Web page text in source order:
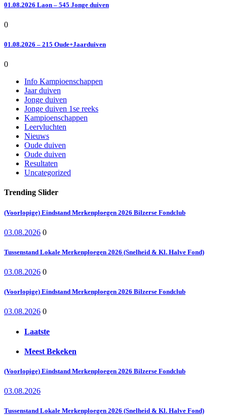
01.08.2026 Laon – 545 Jonge duiven
0
01.08.2026 – 215 Oude+Jaarduiven
0
Info Kampioenschappen
Jaar duiven
Jonge duiven
Jonge duiven 1se reeks
Kampioenschappen
Leervluchten
Nieuws
Oude duiven
Oude duiven
Resultaten
Uncategorized
Trending Slider
(Voorlopige) Eindstand Merkenploegen 2026 Bilzerse Fondclub
03.08.2026 0
Tussenstand Lokale Merkenploegen 2026 (Snelheid & Kl. Halve Fond)
03.08.2026 0
(Voorlopige) Eindstand Merkenploegen 2026 Bilzerse Fondclub
03.08.2026 0
Laatste
Meest Bekeken
(Voorlopige) Eindstand Merkenploegen 2026 Bilzerse Fondclub
03.08.2026
Tussenstand Lokale Merkenploegen 2026 (Snelheid & Kl. Halve Fond)